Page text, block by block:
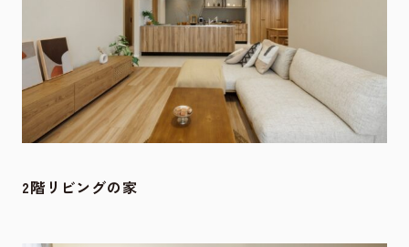
2階リビングの家